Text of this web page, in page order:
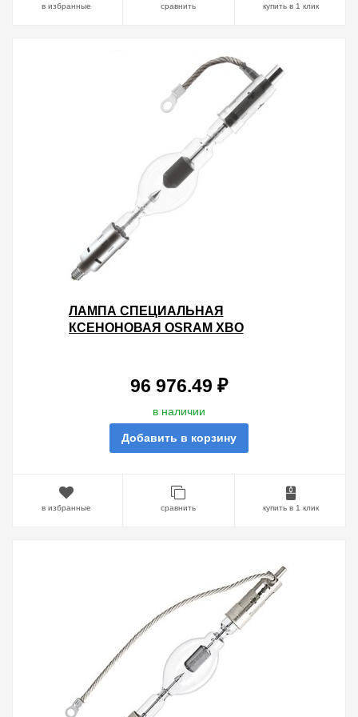
в избранные сравнить купить в 1 клик
ЛАМПА СПЕЦИАЛЬНАЯ
КСЕНОНОВАЯ OSRAM XBO
96 976.49 ₽
в наличии
Добавить в корзину
в избранные сравнить купить в 1 клик